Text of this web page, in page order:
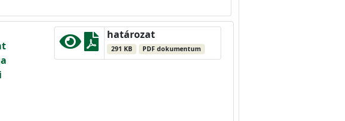
határozat
291 KB PDF dokumentum